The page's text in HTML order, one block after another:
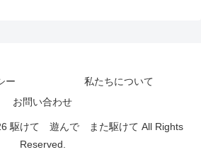
ー
私たちについて
お問い合わせ
駆けて 遊んで また駆けて All Rights
Reserved.